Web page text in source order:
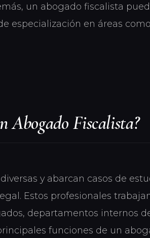
un abogado fiscalista
especialización en áreas como
Abogado Fiscalista?
y abarcan casos de
Estos profesionales
departamentos internos
funciones de un